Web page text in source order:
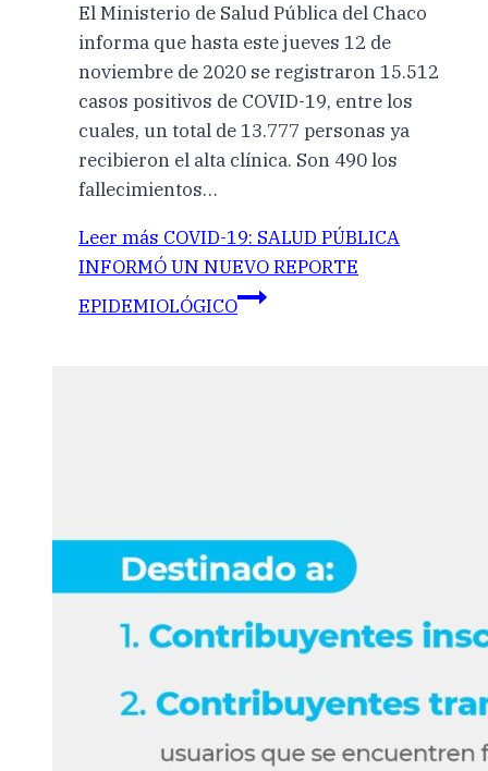
El Ministerio de Salud Pública del Chaco
informa que hasta este jueves 12 de
noviembre de 2020 se registraron 15.512
casos positivos de COVID-19, entre los
cuales, un total de 13.777 personas ya
recibieron el alta clínica. Son 490 los
fallecimientos…
Leer más COVID-19: SALUD PÚBLICA
INFORMÓ UN NUEVO REPORTE
EPIDEMIOLÓGICO